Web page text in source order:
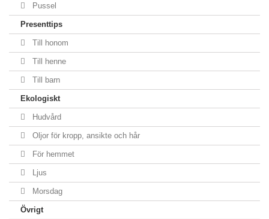
Pussel
Presenttips
Till honom
Till henne
Till barn
Ekologiskt
Hudvård
Oljor för kropp, ansikte och hår
För hemmet
Ljus
Morsdag
Övrigt